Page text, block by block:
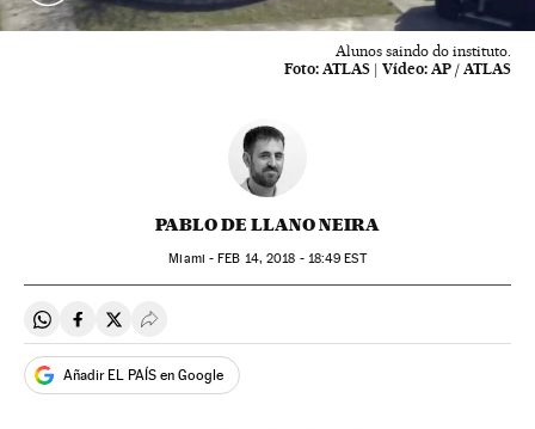
Alunos saindo do instituto.
Foto: ATLAS | Vídeo: AP / ATLAS
PABLO DE LLANO NEIRA
Miami -FEB 14, 2018 - 18:49 EST
Compartir en Whatsapp
Compartir en Facebook
Compartir en Twitter
Desplegar Redes Sociales
Añadir EL PAÍS en Google